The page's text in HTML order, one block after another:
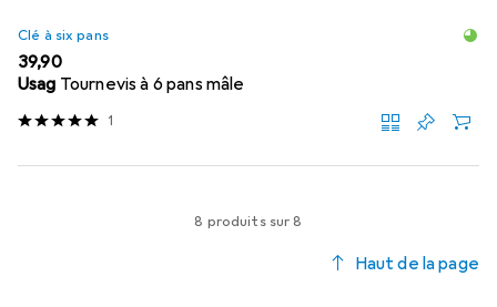
Clé à six pans
EUR
39,90
Usag Tournevis à 6 pans mâle
1
8 produits sur 8
Haut de la page